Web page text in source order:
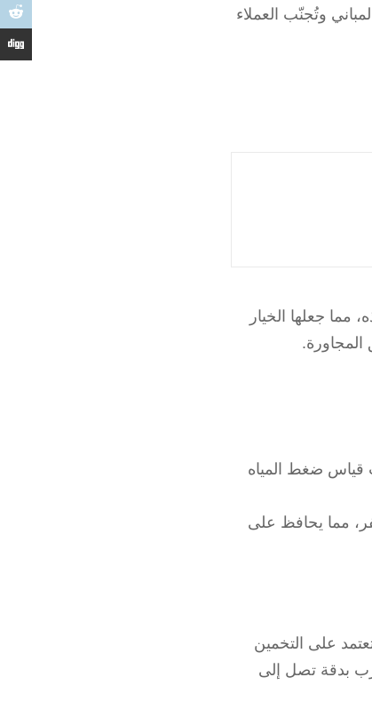
وتُجنّب العملاء
جعلها الخيار
قياس ضغط المياه
مما يحافظ على
على التخمين
بدقة تصل إلى